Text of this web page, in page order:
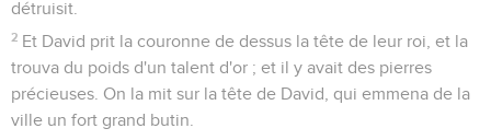
détruisit.
2 Et David prit la couronne de dessus la tête de leur roi, et la
trouva du poids d'un talent d'or ; et il y avait des pierres
précieuses. On la mit sur la tête de David, qui emmena de la
ville un fort grand butin.